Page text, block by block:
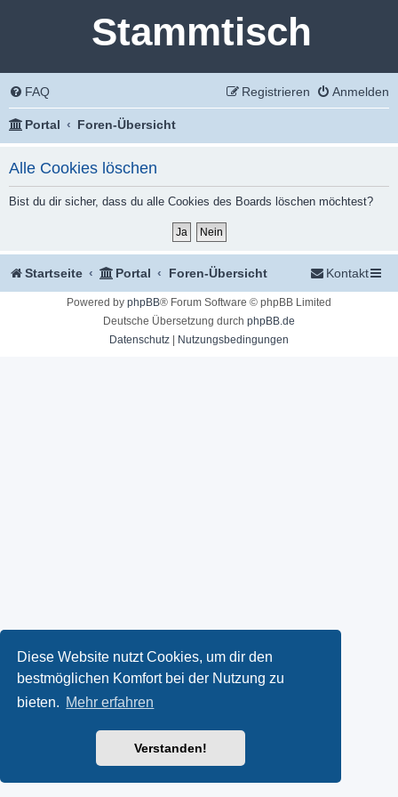
Diese Website nutzt Cookies, um dir den
bestmöglichen Komfort bei der Nutzung zu
bieten. Mehr erfahren
Verstanden!
Stammtisch
FAQ Anmelden
Registrieren
Portal Foren-Übersicht
Alle Cookies löschen
Bist du dir sicher, dass du alle Cookies des Boards löschen möchtest?
Startseite Portal Foren-Übersicht Kontakt
Powered by phpBB® Forum Software © phpBB Limited
Deutsche Übersetzung durch phpBB.de
Datenschutz | Nutzungsbedingungen